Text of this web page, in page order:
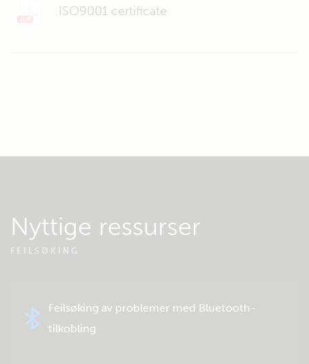
ISO9001 certificate
Nyttige ressurser
FEILSØKING
Feilsøking av problemer med Bluetooth-
tilkobling